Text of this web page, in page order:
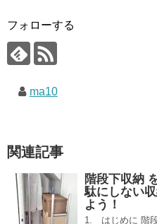
フォローする
ma10
関連記事
階段下収納
駄にしない
よう！
1. はじめに 階